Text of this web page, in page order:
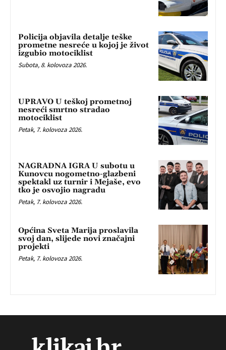
Policija objavila detalje teške
prometne nesreće u kojoj je život
izgubio motociklist
Subota, 8. kolovoza 2026.
UPRAVO U teškoj prometnoj
nesreći smrtno stradao
motociklist
Petak, 7. kolovoza 2026.
NAGRADNA IGRA U subotu u
Kunovcu nogometno-glazbeni
spektakl uz turnir i Mejaše, evo
tko je osvojio nagradu
Petak, 7. kolovoza 2026.
Općina Sveta Marija proslavila
svoj dan, slijede novi značajni
projekti
Petak, 7. kolovoza 2026.